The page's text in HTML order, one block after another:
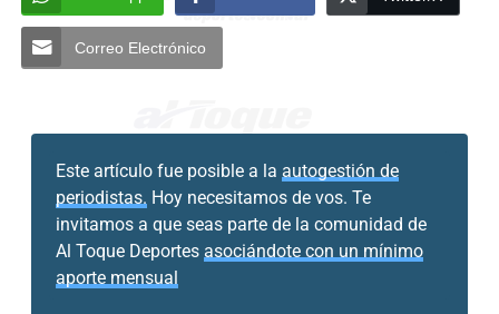
Correo Electrónico
Este artículo fue posible a la autogestión de
periodistas. Hoy necesitamos de vos. Te
invitamos a que seas parte de la comunidad de
Al Toque Deportes asociándote con un mínimo
aporte mensual